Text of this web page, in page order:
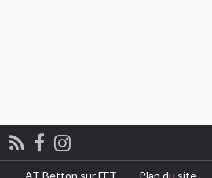
AT Betton sur FFT Plan du site